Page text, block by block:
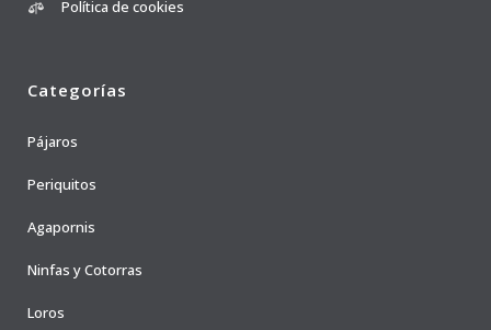
Política de cookies
Categorías
Pájaros
Periquitos
Agapornis
Ninfas y Cotorras
Loros